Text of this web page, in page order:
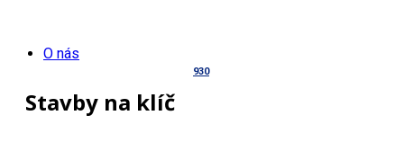
930
O nás
Stavby na klíč